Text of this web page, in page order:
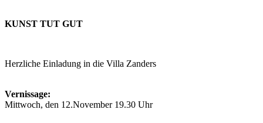
KUNST TUT GUT
Herzliche Einladung in die Villa Zanders
Vernissage:
Mittwoch, den 12.November 19.30 Uhr